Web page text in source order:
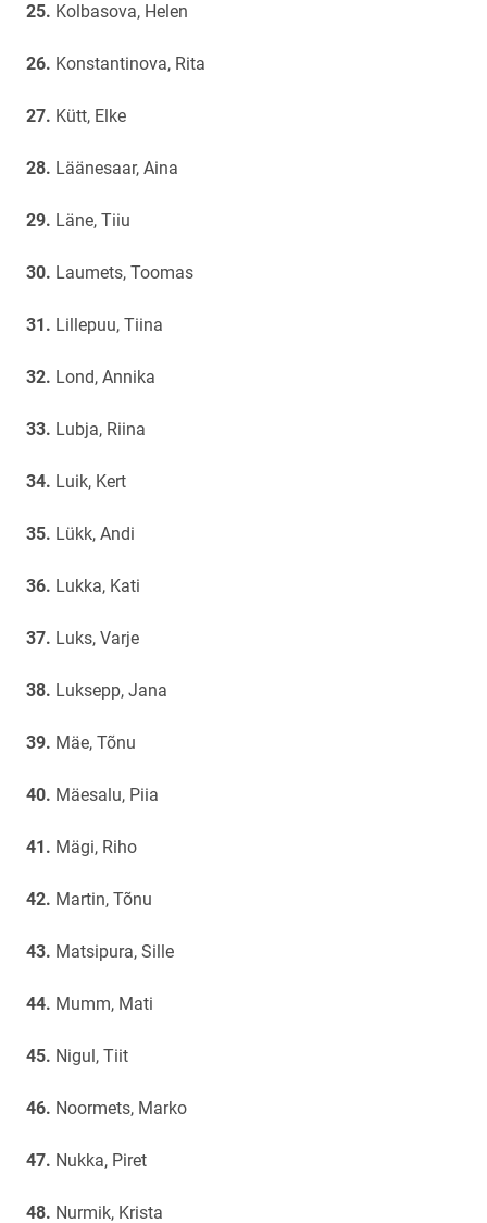
Kolbasova, Helen
Konstantinova, Rita
Kütt, Elke
Läänesaar, Aina
Läne, Tiiu
Laumets, Toomas
Lillepuu, Tiina
Lond, Annika
Lubja, Riina
Luik, Kert
Lükk, Andi
Lukka, Kati
Luks, Varje
Luksepp, Jana
Mäe, Tõnu
Mäesalu, Piia
Mägi, Riho
Martin, Tõnu
Matsipura, Sille
Mumm, Mati
Nigul, Tiit
Noormets, Marko
Nukka, Piret
Nurmik, Krista